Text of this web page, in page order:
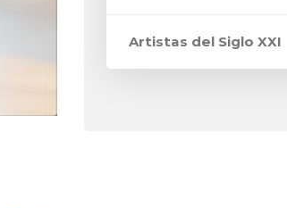
Artistas del Siglo XXI